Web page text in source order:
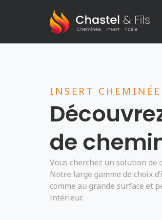
INSERT
de
Vous cherchez un solution de
Notre large gamme de choix
comme au grande surface et
intérieur.